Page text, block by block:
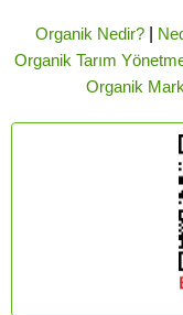
Organik Nedir?|
Organik Tarım
Organik